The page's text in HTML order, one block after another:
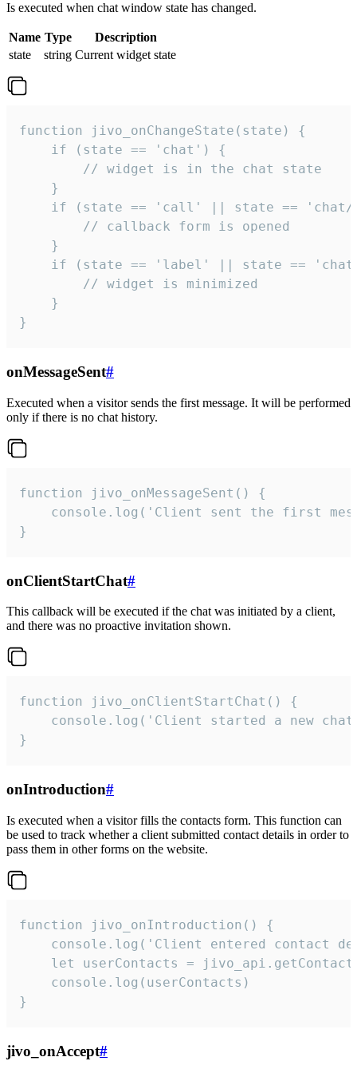
Is executed when chat window state has changed.
Name Type
Description
state
string Current widget state
function jivo_onChangeState(state) {
    if (state == 'chat') {
        // widget is in the chat state
    }
if (state == 'call' || state ==
        // callback form is opened
    }
if (state == 'label' || state ==
        // widget is minimized
    }
}
onMessageSent#
Executed when a visitor sends the first message. It will be performed
only if there is no chat history.
function jivo_onMessageSent() {
console.log('Client sent the first
}
onClientStartChat#
This callback will be executed if the chat was initiated by a client,
and there was no proactive invitation shown.
function jivo_onClientStartChat() {
console.log('Client started a new
}
onIntroduction#
Is executed when a visitor fills the contacts form. This function can
be used to track whether a client submitted contact details in order to
pass them in other forms on the website.
function jivo_onIntroduction() {
console.log('Client entered contact
let userContacts =
    console.log(userContacts)
}
jivo_onAccept#